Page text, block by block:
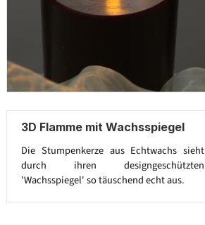
3D Flamme mit Wachsspiegel
Die Stumpenkerze aus Echtwachs sieht
durch ihren designgeschützten
'Wachsspiegel' so täuschend echt aus.